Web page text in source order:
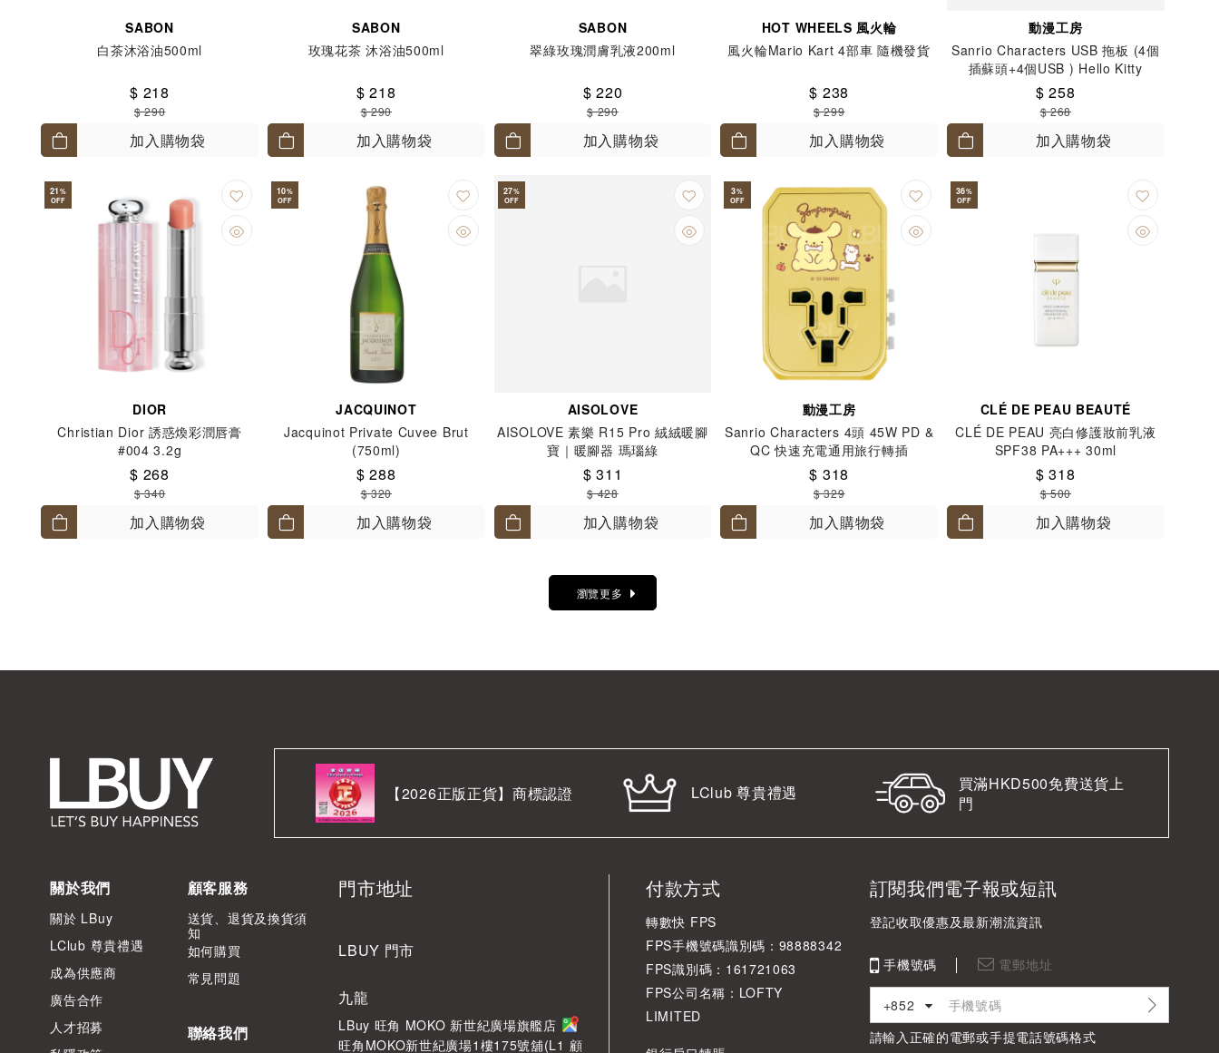
SABON
白茶沐浴油500ml
$ 218
$ 290
加入購物袋
SABON
玫瑰花茶 沐浴油500ml
$ 218
$ 290
加入購物袋
SABON
翠綠玫瑰潤膚乳液200ml
$ 220
$ 290
加入購物袋
HOT WHEELS 風火輪
風火輪Mario Kart 4部車 隨機發貨
$ 238
$ 299
加入購物袋
動漫工房
Sanrio Characters USB 拖板 (4個
插蘇頭+4個USB ) Hello Kitty
$ 258
$ 268
加入購物袋
21%
OFF
DIOR
Christian Dior 誘惑煥彩潤唇膏
#004 3.2g
$ 268
$ 340
加入購物袋
10%
OFF
JACQUINOT
Jacquinot Private Cuvee Brut
(750ml)
$ 288
$ 320
加入購物袋
27%
OFF
AISOLOVE
AISOLOVE 素樂 R15 Pro 絨絨暖腳
寶｜暖腳器 瑪瑙綠
$ 311
$ 428
加入購物袋
3%
OFF
動漫工房
Sanrio Characters 4頭 45W PD &
QC 快速充電通用旅行轉插
Pompompurin
$ 318
$ 329
加入購物袋
36%
OFF
CLÉ DE PEAU BEAUTÉ
CLÉ DE PEAU 亮白修護妝前乳液
SPF38 PA+++ 30ml
$ 318
$ 500
加入購物袋
瀏覽更多
【2026正版正貨】商標認證 LClub 尊貴禮遇
買滿HKD500免費送貨上
門
關於我們
關於 LBuy
LClub 尊貴禮遇
成為供應商
廣告合作
人才招募
顧客服務
送貨、退貨及換貨須
知
如何購買
常見問題
聯絡我們
門市地址
LBUY 門市
九龍
LBuy 旺角 MOKO 新世紀廣場旗艦店
旺角MOKO新世紀廣場1樓175號舖(L1 顧
付款方式
轉數快 FPS
FPS手機號碼識別碼：98888342
FPS識別碼：161721063
FPS公司名稱：LOFTY
LIMITED
訂閱我們電子報或短訊
登記收取優惠及最新潮流資訊
手機號碼 電郵地址
+852
請輸入正確的電郵或手提電話號碼格式